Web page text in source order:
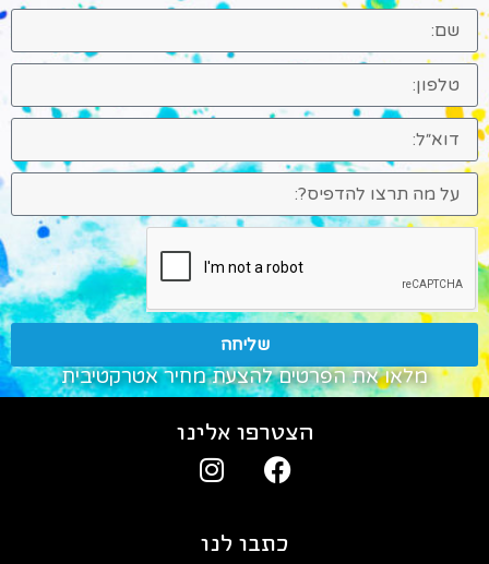
שליחה
מלאו את הפרטים להצעת מחיר אטרקטיבית
כתבו לנו
הצטרפו אלינו